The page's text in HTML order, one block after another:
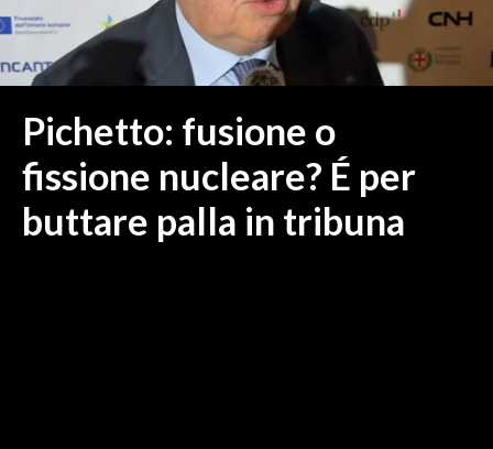
NUORO E PROVINCIA
OGLIASTRA
ITALIA
MONDO
Pichetto: fusione o
fissione nucleare? É per
buttare palla in tribuna